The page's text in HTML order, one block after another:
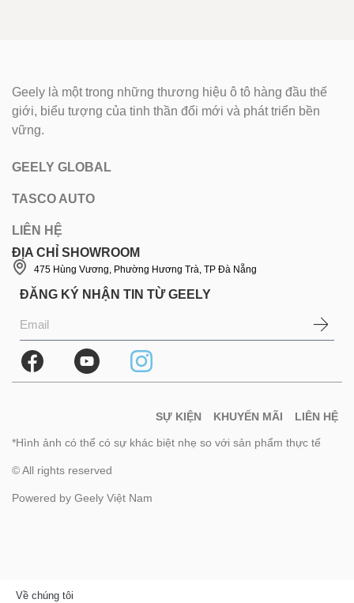
Geely là một trong những thương hiệu ô tô hàng đầu thế
giới, biểu tượng của tinh thần đổi mới và phát triển bền
vững.
GEELY GLOBAL
TASCO AUTO
LIÊN HỆ
ĐỊA CHỈ SHOWROOM
475 Hùng Vương, Phường Hương Trà, TP Đà Nẵng
ĐĂNG KÝ NHẬN TIN TỪ GEELY
© All rights reserved
Powered by Geely Việt Nam
*Hình ảnh có thể có sự khác biệt nhẹ so với sản phẩm thực tế
SỰ KIỆN KHUYẾN MÃI LIÊN HỆ
Về chúng tôi